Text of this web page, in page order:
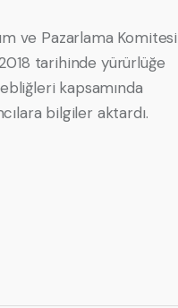
ve Pazarlama Komitesi
tarihinde yürürlüğe
kapsamında
bilgiler aktardı.